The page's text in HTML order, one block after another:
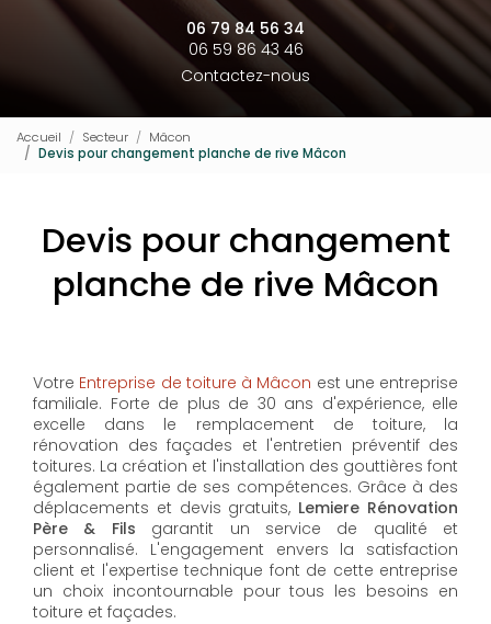
06 79 84 56 34
06 59 86 43 46
Contactez-nous
Accueil Secteur
Mâcon
Devis pour changement planche de rive Mâcon
Devis pour changement
planche de rive Mâcon
Votre Entreprise de toiture à Mâcon est une entreprise
familiale. Forte de plus de 30 ans d'expérience, elle
excelle dans le remplacement de toiture, la
rénovation des façades et l'entretien préventif des
toitures. La création et l'installation des gouttières font
également partie de ses compétences. Grâce à des
déplacements et devis gratuits, Lemiere Rénovation
Père & Fils garantit un service de qualité et
personnalisé. L'engagement envers la satisfaction
client et l'expertise technique font de cette entreprise
un choix incontournable pour tous les besoins en
toiture et façades.